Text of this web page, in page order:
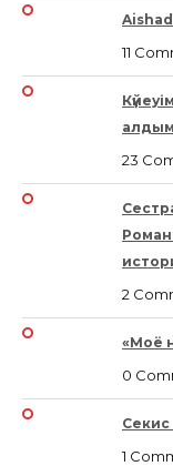
11
23
2
«Моё
0
1